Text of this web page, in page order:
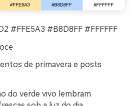
#FFE5A3 #B8D8FF #FFFFFF
de primavera e posts
do verde vivo lembram